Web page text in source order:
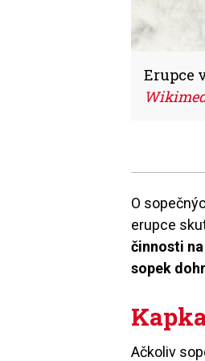
Erupce
O
erupce
činnosti
sopek
Ačkoliv